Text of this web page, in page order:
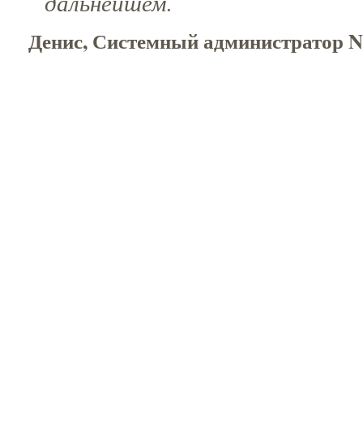
Денис, Системный администратор